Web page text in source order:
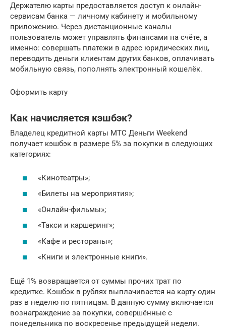
Держателю карты предоставляется доступ к онлайн-
сервисам банка — личному кабинету и мобильному
приложению. Через дистанционные каналы
пользователь может управлять финансами на счёте, а
именно: совершать платежи в адрес юридических лиц,
переводить деньги клиентам других банков, оплачивать
мобильную связь, пополнять электронный кошелёк.
Оформить карту
Как начисляется кэшбэк?
Владелец кредитной карты МТС Деньги Weekend
получает кэшбэк в размере 5% за покупки в следующих
категориях:
«Кинотеатры»;
«Билеты на мероприятия»;
«Онлайн-фильмы»;
«Такси и каршеринг»;
«Кафе и рестораны»;
«Книги и электронные книги».
Ещё 1% возвращается от суммы прочих трат по
кредитке. Кэшбэк в рублях выплачивается на карту один
раз в неделю по пятницам. В данную сумму включается
вознаграждение за покупки, совершённые с
понедельника по воскресенье предыдущей недели.